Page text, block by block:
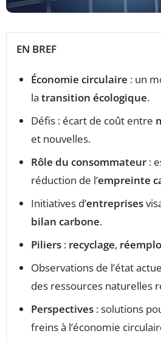
EN BREF
Économie circulaire : un
la transition écologique.
Défis : écart de coût entre
et nouvelles.
Rôle du consommateur :
réduction de l’empreinte
Initiatives d’entreprises
bilan carbone.
Piliers : recyclage,
Observations de l’état
des ressources naturelles
Perspectives : solutions
freins à l’économie